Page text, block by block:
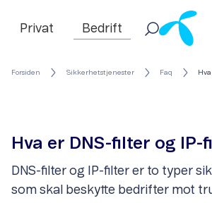
Privat Bedrift
Forsiden Sikkerhetstjenester Faq
Hva er DNS-filter og IP-
DNS-filter og IP-filter er to typer
som skal beskytte bedrifter mot